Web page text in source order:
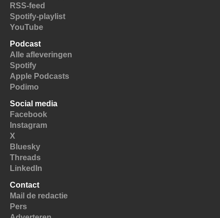
RSS-feed
Spotify-playlist
YouTube
Podcast
Alle afleveringen
Spotify
Apple Podcasts
Podimo
Social media
Facebook
Instagram
X
Bluesky
Threads
LinkedIn
Contact
Mail de redactie
Pers